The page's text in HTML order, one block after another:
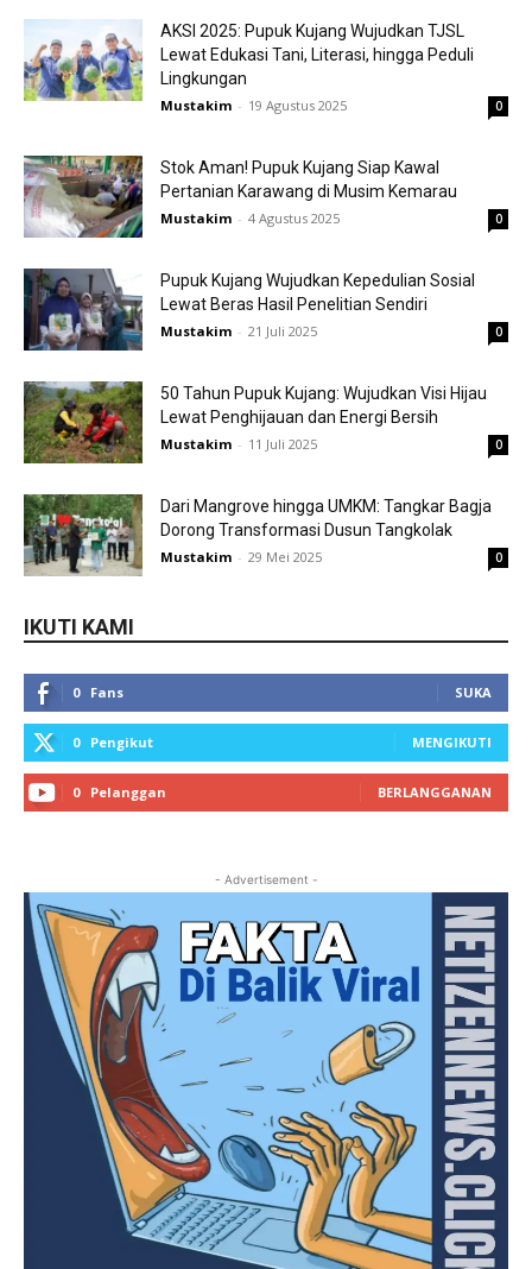
AKSI 2025: Pupuk Kujang Wujudkan TJSL
Lewat Edukasi Tani, Literasi, hingga Peduli
Lingkungan
Mustakim - 19 Agustus 2025 0
Stok Aman! Pupuk Kujang Siap Kawal
Pertanian Karawang di Musim Kemarau
Mustakim - 4 Agustus 2025 0
Pupuk Kujang Wujudkan Kepedulian Sosial
Lewat Beras Hasil Penelitian Sendiri
Mustakim - 21 Juli 2025 0
50 Tahun Pupuk Kujang: Wujudkan Visi Hijau
Lewat Penghijauan dan Energi Bersih
Mustakim - 11 Juli 2025 0
Dari Mangrove hingga UMKM: Tangkar Bagja
Dorong Transformasi Dusun Tangkolak
Mustakim - 29 Mei 2025 0
IKUTI KAMI
0 Fans SUKA
0 Pengikut MENGIKUTI
0 Pelanggan BERLANGGANAN
- Advertisement -